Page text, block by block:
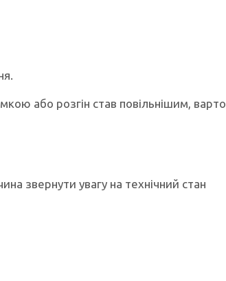
або розгін став повільнішим, варто
звернути увагу на технічний стан